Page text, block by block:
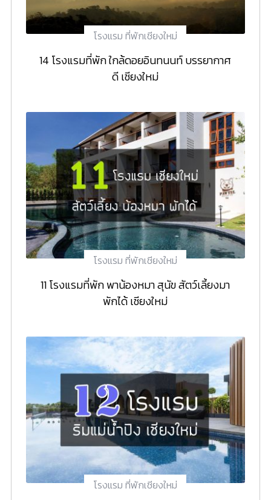
โรงแรม ที่พักเชียงใหม่
14 โรงแรมที่พัก ใกล้ดอยอินทนนท์ บรรยากาศ
ดี เชียงใหม่
โรงแรม ที่พักเชียงใหม่
11 โรงแรมที่พัก พาน้องหมา สุนัข สัตว์เลี้ยงมา
พักได้ เชียงใหม่
โรงแรม ที่พักเชียงใหม่